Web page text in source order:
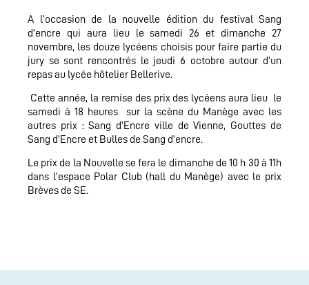
A l’occasion de la nouvelle édition du festival Sang
d’encre qui aura lieu le samedi 26 et dimanche 27
novembre, les douze lycéens choisis pour faire partie du
jury se sont rencontrés le jeudi 6 octobre autour d’un
repas au lycée hôtelier Bellerive.
Cette année, la remise des prix des lycéens aura lieu le
samedi à 18 heures sur la scène du Manège avec les
autres prix : Sang d’Encre ville de Vienne, Gouttes de
Sang d’Encre et Bulles de Sang d’encre.
Le prix de la Nouvelle se fera le dimanche de 10 h 30 à 11h
dans l’espace Polar Club (hall du Manège) avec le prix
Brèves de SE.